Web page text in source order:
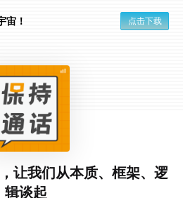
宙！ 点击下载
让我们从本质、框架、逻
辑谈起